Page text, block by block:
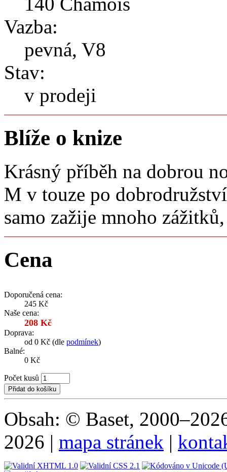
Vazba:
pevná, V8
Stav:
v prodeji
Blíže o knize
Krásný příběh na dobrou
M v touze po
samo zažije mnoho
Cena
Doporučená cena:
245 Kč
Naše cena:
208 Kč
Doprava:
od 0 Kč (dle podmínek)
Balné:
0 Kč
Počet kusů
Obsah: © Baset,
2026 | mapa stránek |